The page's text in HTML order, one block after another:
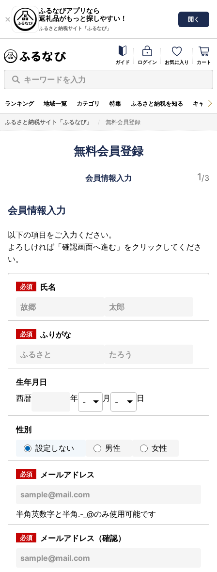
ふるなびアプリなら
返礼品がもっと探しやすい！
ふるさと納税サイト「ふるなび」
開く
ガイド ログイン お気に入り カート
キーワードを入力
ランキング 地域一覧 カテゴリ 特集 ふるさと納税を知る キャン
ふるさと納税サイト「ふるなび」 無料会員登録
無料会員登録
会員情報入力
会員情報入力
以下の項目をご入力ください。
よろしければ「確認画面へ進む」をクリックしてくださ
い。
氏名
ふりがな
生年月日
西暦
年 月 日
性別
設定しない
男性 女性
メールアドレス
半角英数字と半角.-_@のみ使用可能です
メールアドレス（確認）